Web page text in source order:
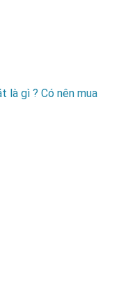
là gì ? Có nên mua